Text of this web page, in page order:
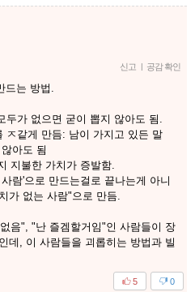
신고 | 공감 확인
드는 방법.
두가 없으면 굳이 뽑지 않아도 됨.
ㅈ같게 만듬: 남이 가지고 있든 말
아도 됨
지불한 가치가 증발함.
람'으로 만드는걸로 끝나는게 아니
가 없는 사람"으로 만듬.
음", "난 즐겜할거임"인 사람들이 장
데, 이 사람들을 괴롭히는 방법과 빌
0
5